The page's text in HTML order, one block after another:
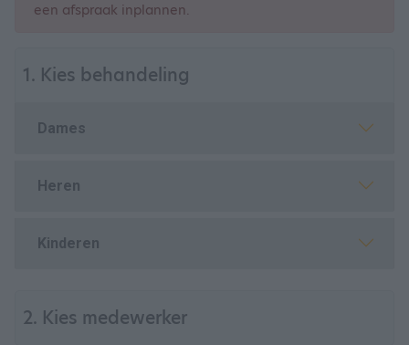
een afspraak inplannen.
1. Kies behandeling
Dames
Heren
Kinderen
2. Kies medewerker